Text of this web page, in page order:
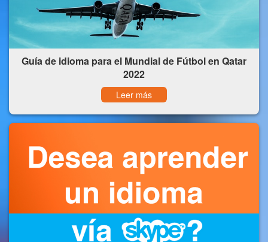
Guía de idioma para el Mundial de Fútbol en Qatar
2022
Leer más